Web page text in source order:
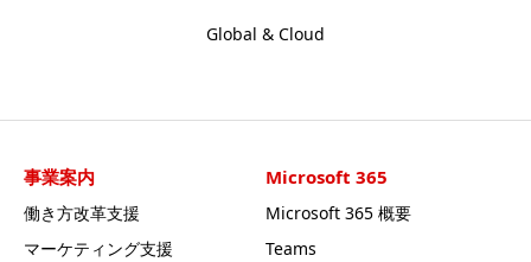
Global & Cloud
事業案内
働き方改革支援
マーケティング支援
Microsoft 365
Microsoft 365 概要
Teams